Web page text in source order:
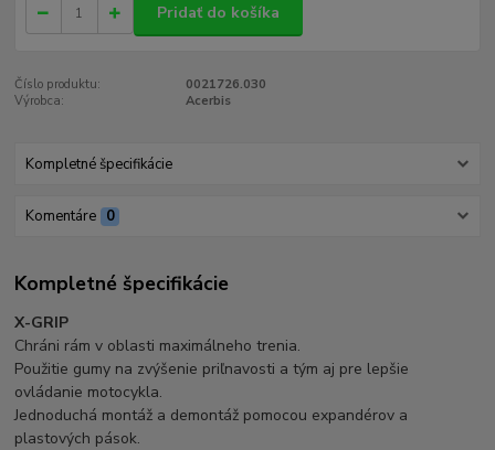
Pridať do košíka
Číslo produktu:
0021726.030
Výrobca:
Acerbis
Kompletné špecifikácie
Komentáre 0
Kompletné špecifikácie
X-GRIP
Chráni rám v oblasti maximálneho trenia.
Použitie gumy na zvýšenie priľnavosti a tým aj pre lepšie
ovládanie motocykla.
Jednoduchá montáž a demontáž pomocou expandérov a
plastových pások.